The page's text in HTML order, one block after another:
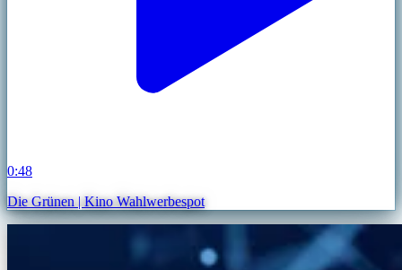
0:48
Die Grünen | Kino Wahlwerbespot